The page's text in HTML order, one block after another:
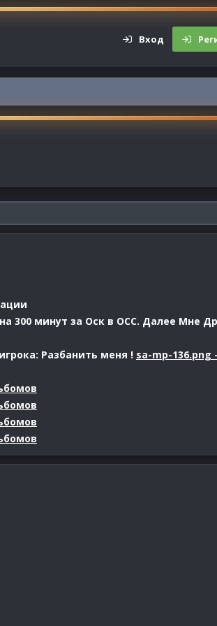
Вход
300 минут за Оск в ОСС. Далее Мне
Разбанить меня ! sa-mp-136.png